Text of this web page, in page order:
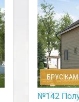
БРУС
№142